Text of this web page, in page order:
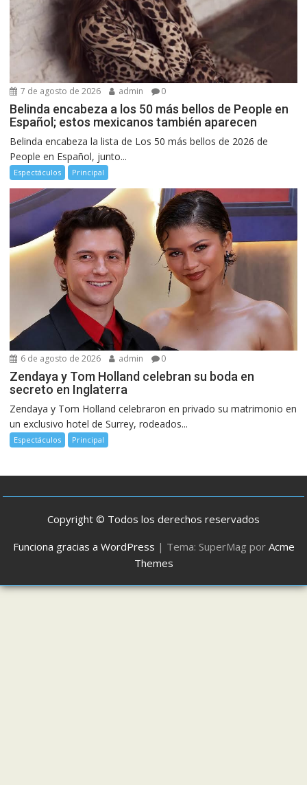
7 de agosto de 2026 admin 0
Belinda encabeza a los 50 más bellos de People en
Español; estos mexicanos también aparecen
Belinda encabeza la lista de Los 50 más bellos de 2026 de
People en Español, junto...
Espectáculos Principal
6 de agosto de 2026 admin 0
Zendaya y Tom Holland celebran su boda en
secreto en Inglaterra
Zendaya y Tom Holland celebraron en privado su matrimonio en
un exclusivo hotel de Surrey, rodeados...
Espectáculos Principal
Copyright © Todos los derechos reservados
Funciona gracias a WordPress | Tema: SuperMag por Acme
Themes